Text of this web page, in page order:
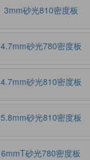
3mm砂光810密度板
4.7mm砂光780密度板
4.7mm砂光810密度板
5.8mm砂光810密度板
6mmT砂光780密度板